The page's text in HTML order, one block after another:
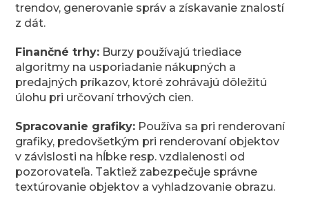
trendov, generovanie správ a získavanie znalostí
z dát.
Finančné trhy: Burzy používajú triediace
algoritmy na usporiadanie nákupných a
predajných príkazov, ktoré zohrávajú dôležitú
úlohu pri určovaní trhových cien.
Spracovanie grafiky: Používa sa pri renderovaní
grafiky, predovšetkým pri renderovaní objektov
v závislosti na hĺbke resp. vzdialenosti od
pozorovateľa. Taktiež zabezpečuje správne
textúrovanie objektov a vyhladzovanie obrazu.